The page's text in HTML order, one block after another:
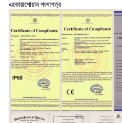
একোয়াশোয়ান শংসাপত্র